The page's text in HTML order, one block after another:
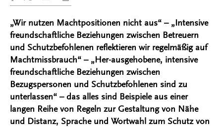
„Wir nutzen Machtpositionen nicht aus“ – „Intensive
freundschaftliche Beziehungen zwischen Betreuern
und Schutzbefohlenen reflektieren wir regelmäßig auf
Machtmissbrauch“ – „Her-ausgehobene, intensive
freundschaftliche Beziehungen zwischen
Bezugspersonen und Schutzbefohlenen sind zu
unterlassen“ – das alles sind Beispiele aus einer
langen Reihe von Regeln zur Gestaltung von Nähe
und Distanz, Sprache und Wortwahl zum Schutz von